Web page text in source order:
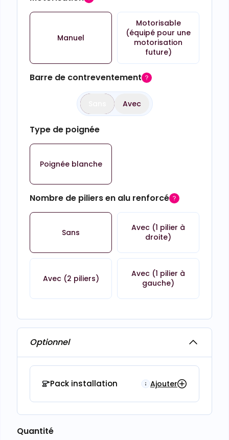
Manuel
Motorisable
(équipé pour une
motorisation
future)
Barre de contreventement
Avec
Type de poignée
Poignée blanche
Nombre de piliers en alu renforcé
Sans
Avec (1 pilier à
droite)
Avec (2 piliers)
Avec (1 pilier à
gauche)
Optionnel
Pack installation Ajouter
Quantité